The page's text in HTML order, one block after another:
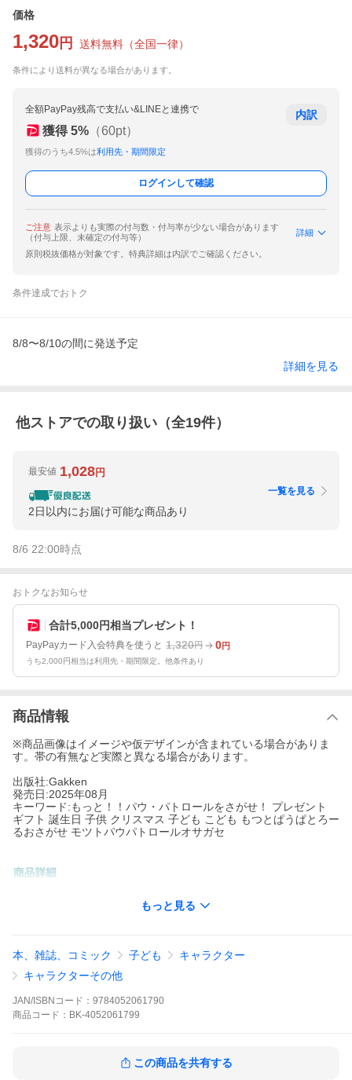
価格
1,320 円 送料無料 （全国一律）
条件により送料が異なる場合があります。
全額PayPay残高で支払い&LINEと連携で
獲得 5% （60pt）
獲得のうち4.5%は利用先・期間限定
内訳
ログインして確認
ご注意 表示よりも実際の付与数・付与率が少ない場合があります
（付与上限、未確定の付与等）
詳細
原則税抜価格が対象です。特典詳細は内訳でご確認ください。
条件達成でおトク
8/8〜8/10の間に発送予定
詳細を見る
他ストアでの取り扱い（全19件）
最安値 1,028円
2日以内にお届け可能な商品あり
一覧を見る
8/6 22:00時点
おトクなお知らせ
合計5,000円相当プレゼント！
PayPayカード入会特典を使うと 1,320円 0円
うち2,000円相当は利用先・期間限定。他条件あり
商品情報
※商品画像はイメージや仮デザインが含まれている場合がありま
す。帯の有無など実際と異なる場合があります。
出版社:Gakken
発売日:2025年08月
キーワード:もっと！！パウ・パトロールをさがせ！ プレゼント
ギフト 誕生日 子供 クリスマス 子ども こども もつとぱうぱとろー
るおさがせ モツトパウパトロールオサガセ
パウ・パトロールのなかまたちとさがしえあそびにちょうせん！
※本データはこの商品が発売された時点の情報です。
もっと見る
本、雑誌、コミック 子ども
キャラクター
キャラクターその他
JAN/ISBNコード： 9784052061790
商品 コード： BK-4052061799
この商品を共有する